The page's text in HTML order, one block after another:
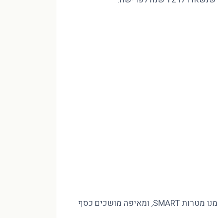
מינוס בהכנסה של 10,000 ₪ לא נסגר בחיסכון שאין לכם, אלא בסדר. פיטר הוד CFP מסביר איך בונים חזון לעשור, גוזרים ממנו מטרות SMART, ומאיפה מושכים כסף